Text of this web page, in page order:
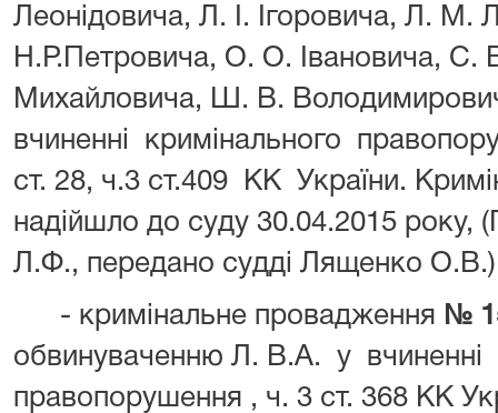
Леонідовича, Л. І. Ігоровича, Л. М.
Н.Р.Петровича, О. О. Івановича,
Михайловича, Ш. В.
вчиненні кримінального
ст. 28, ч.3 ст.409 КК України.
надійшло до суду 30.04.2015 року,
Л.Ф., передано судді Лященко
- кримінальне провадження №
обвинуваченню Л. В.А. у вчиненні
правопорушення , ч. 3 ст. 368 КК